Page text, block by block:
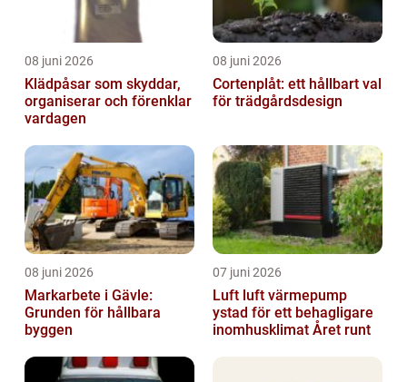
08 juni 2026
Klädpåsar som skyddar,
organiserar och förenklar
vardagen
08 juni 2026
Cortenplåt: ett hållbart val
för trädgårdsdesign
08 juni 2026
Markarbete i Gävle:
Grunden för hållbara
byggen
07 juni 2026
Luft luft värmepump
ystad för ett behagligare
inomhusklimat Året runt